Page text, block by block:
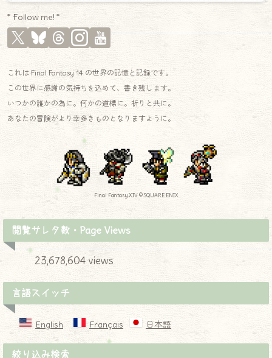
* Follow me! *
これは Final Fantasy 14 の世界の記憶と記録です。
この世界に感謝の気持ちを込めて、書き残します。
いつかの誰かの為に。何かの道標に。祈りと共に。
あなたの冒険がより幸多きものとなりますように。
Final Fantasy XIV © SQUARE ENIX
閲覧サレタ数・Page Views
23,678,604 views
言語スイッチ
English Français 日本語
絞り込み検索